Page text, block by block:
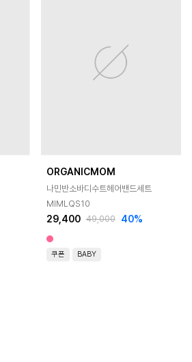
ORGANICMOM
나민반소바디수트헤어밴드세트
MIMLQS10
29,400 49,000 40%
쿠폰 BABY